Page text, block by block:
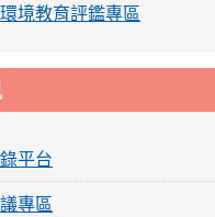
境教育評鑑專區
平台
專區